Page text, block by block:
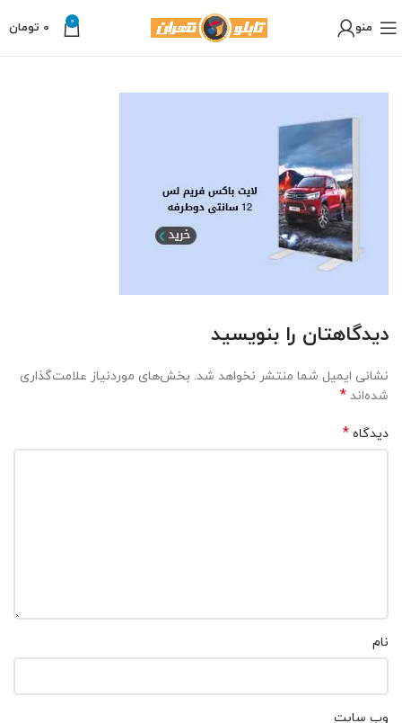
منو 0
0 تومان
دیدگاهتان را بنویسید
نشانی ایمیل شما منتشر نخواهد شد. بخش‌های موردنیاز علامت‌گذاری
شده‌اند *
دیدگاه *
نام
وب‌ سایت